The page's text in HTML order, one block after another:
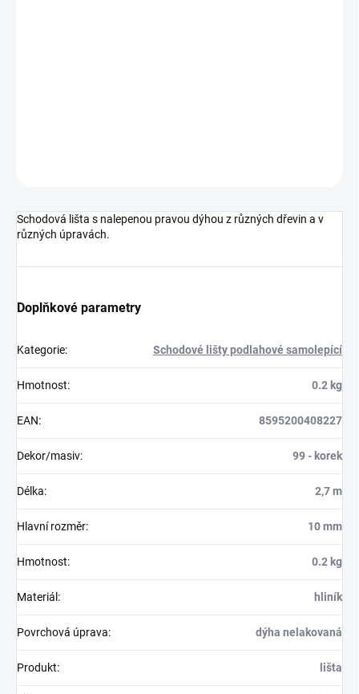
Schodová lišta s nalepenou pravou dýhou z různých dřevin a v
různých úpravách.
Doplňkové parametry
Kategorie: Schodové lišty podlahové samolepící
Hmotnost: 0.2 kg
EAN: 8595200408227
Dekor/masiv: 99 - korek
Délka: 2,7 m
Hlavní rozměr: 10 mm
Hmotnost: 0.2 kg
Materiál : hliník
Povrchová úprava: dýha nelakovaná
Produkt: lišta